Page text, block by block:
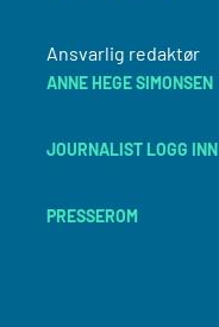
Ansvarlig redaktør
ANNE HEGE SIMONSEN
JOURNALIST LOGG INN
PRESSEROM